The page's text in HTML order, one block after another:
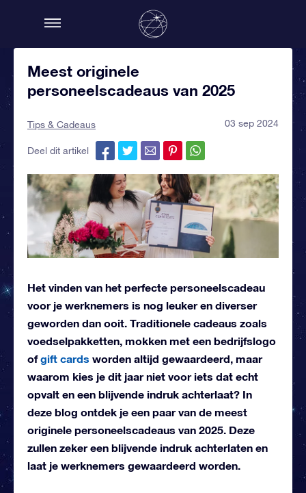
Meest originele
personeelscadeaus van 2025
Tips & Cadeaus 03 sep 2024
Deel dit artikel
Het vinden van het perfecte personeelscadeau
voor je werknemers is nog leuker en diverser
geworden dan ooit. Traditionele cadeaus zoals
voedselpakketten, mokken met een bedrijfslogo
ofgift cards worden altijd gewaardeerd, maar
waarom kies je dit jaar niet voor iets dat echt
opvalt en een blijvende indruk achterlaat? In
deze blog ontdek je een paar van de meest
originele personeelscadeaus van 2025. Deze
zullen zeker een blijvende indruk achterlaten en
laat je werknemers gewaardeerd worden.